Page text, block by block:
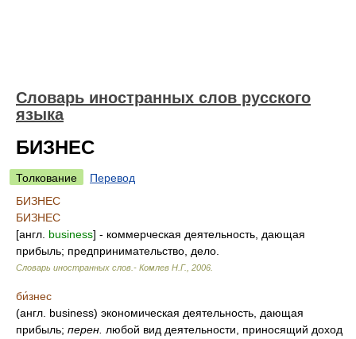
Словарь иностранных слов русского
языка
БИЗНЕС
Толкование
Перевод
БИЗНЕС
БИЗНЕС
[англ. business] - коммерческая деятельность, дающая
прибыль; предпринимательство, дело.
Словарь иностранных слов.- Комлев Н.Г. 2006
би́знес
(англ. business) экономическая деятельность, дающая
прибыль; перен. любой вид деятельности, приносящий доход